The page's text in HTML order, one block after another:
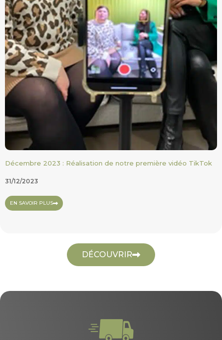
Décembre 2023 : Réalisation de notre première vidéo TikTok
31/12/2023
EN SAVOIR PLUS
DÉCOUVRIR